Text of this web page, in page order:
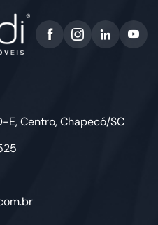
E, Centro, Chapecó/SC